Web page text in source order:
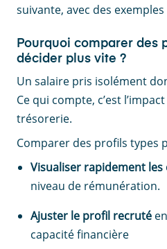
suivante, avec des
Pourquoi comparer des
décider plus vite ?
Un salaire pris isolément
Ce qui compte, c’est
trésorerie.
Comparer des profils types
Visualiser rapidement
niveau de rémunération.
Ajuster le profil recruté
capacité financière